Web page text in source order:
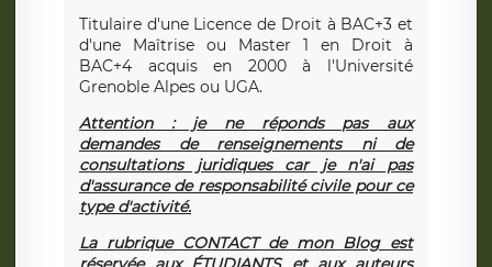
Titulaire d'une Licence de Droit à BAC+3 et
d'une Maîtrise ou Master 1 en Droit à
BAC+4 acquis en 2000 à l'Université
Grenoble Alpes ou UGA.
Attention : je ne réponds pas aux
demandes de renseignements ni de
consultations juridiques car je n'ai pas
d'assurance de responsabilité civile pour ce
type d'activité.
La rubrique CONTACT de mon Blog est